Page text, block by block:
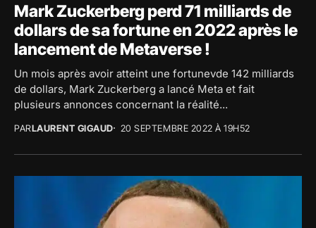
Mark Zuckerberg perd 71 milliards de
dollars de sa fortune en 2022 après le
lancement de Metaverse !
Un mois après avoir atteint une fortunevde 142 milliards
de dollars, Mark Zuckerberg a lancé Meta et fait
plusieurs annonces concernant la réalité...
PARLAURENT GIGAUD 20 SEPTEMBRE 2022 À 19H52